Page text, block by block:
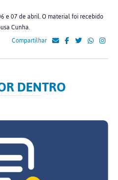
e 07 de abril. O material foi recebido
Cunha.
Compartilhar
DENTRO